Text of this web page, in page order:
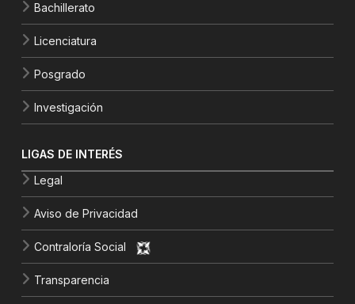
Bachillerato
Licenciatura
Posgrado
Investigación
LIGAS DE INTERÉS
Legal
Aviso de Privacidad
Contraloría Social
Transparencia